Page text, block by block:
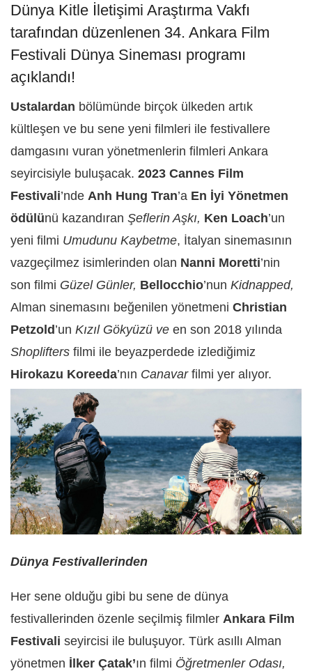
Dünya Kitle İletişimi Araştırma Vakfı
tarafından düzenlenen 34. Ankara Film
Festivali Dünya Sineması programı
açıklandı!
Ustalardan bölümünde birçok ülkeden artık
kültleşen ve bu sene yeni filmleri ile festivallere
damgasını vuran yönetmenlerin filmleri Ankara
seyircisiyle buluşacak. 2023 Cannes Film
Festivali’nde Anh Hung Tran’a En İyi Yönetmen
ödülünü kazandıran Şeflerin Aşkı, Ken Loach’un
yeni filmi Umudunu Kaybetme, İtalyan sinemasının
vazgeçilmez isimlerinden olan Nanni Moretti’nin
son filmi Güzel Günler, Bellocchio’nun Kidnapped,
Alman sinemasını beğenilen yönetmeni Christian
Petzold ’un Kızıl Gökyüzü ve en son 2018 yılında
Shoplifters filmi ile beyazperdede izlediğimiz
Hirokazu Koreeda’nın Canavar filmi yer alıyor.
Dünya Festivallerinden
Her sene olduğu gibi bu sene de dünya
festivallerinden özenle seçilmiş filmler Ankara Film
Festivali seyircisi ile buluşuyor. Türk asıllı Alman
yönetmen İlker Çatak’ın filmi Öğretmenler Odası,